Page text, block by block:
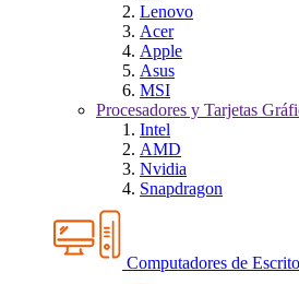
Lenovo
Acer
Apple
Asus
MSI
Procesadores y Tarjetas
Intel
AMD
Nvidia
Snapdragon
Computadores de